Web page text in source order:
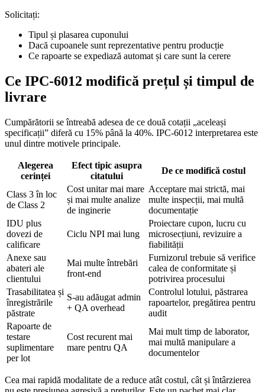
Solicitați:
Tipul și plasarea cuponului
Dacă cupoanele sunt reprezentative pentru producție
Ce rapoarte se expediază automat și care sunt la cerere
Ce IPC-6012 modifică prețul și timpul de
livrare
Cumpărătorii se întreabă adesea de ce două cotații „aceleași
specificații” diferă cu 15% până la 40%. IPC-6012 interpretarea este
unul dintre motivele principale.
Alegerea
cerinței
Efect tipic asupra
citatului
De ce modifică costul
Class 3 în loc
de Class 2
Cost unitar mai mare
și mai multe analize
de inginerie
Acceptare mai strictă, mai
multe inspecții, mai multă
documentație
IDU plus
dovezi de
calificare
Ciclu NPI mai lung
Proiectare cupon, lucru cu
microsecțiuni, revizuire a
fiabilității
Anexe sau
abateri ale
clientului
Mai multe întrebări
front-end
Furnizorul trebuie să verifice
calea de conformitate și
potrivirea procesului
Trasabilitatea și
înregistrările
păstrate
S-au adăugat admin
+ QA overhead
Controlul lotului, păstrarea
rapoartelor, pregătirea pentru
audit
Rapoarte de
testare
suplimentare
per lot
Cost recurent mai
mare pentru QA
Mai mult timp de laborator,
mai multă manipulare a
documentelor
Cea mai rapidă modalitate de a reduce atât costul, cât și întârzierea